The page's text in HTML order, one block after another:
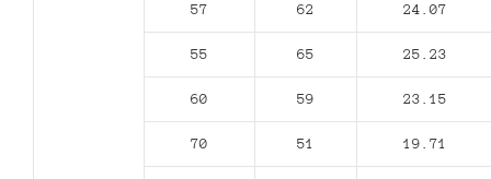
57 62 24.07
55 65 25.23
60 59 23.15
70 51 19.71